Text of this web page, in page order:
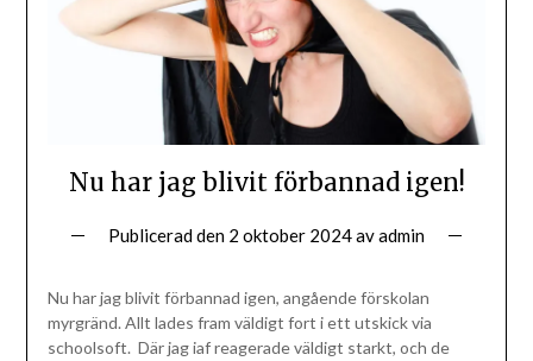
Nu har jag blivit förbannad igen!
Publicerad den 2 oktober 2024avadmin
Nu har jag blivit förbannad igen, angående förskolan
myrgränd. Allt lades fram väldigt fort i ett utskick via
schoolsoft. Där jag iaf reagerade väldigt starkt, och de